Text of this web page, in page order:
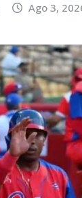
Ago 3,